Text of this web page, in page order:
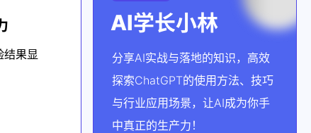
结果显
AI学长小林
分享AI实战与落地的知识，高效
探索ChatGPT的使用方法、技巧
与行业应用场景，让AI成为你手
中真正的生产力！